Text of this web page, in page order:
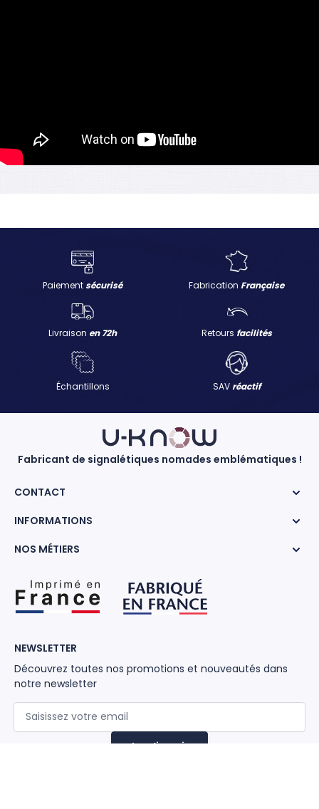
Paiement sécurisé Fabrication Française
Livraison en 72h Retours facilités
Échantillons SAVréactif
Fabricant de signalétiques nomades emblématiques !
CONTACT
INFORMATIONS
NOS MÉTIERS
NEWSLETTER
Découvrez toutes nos promotions et nouveautés dans
notre newsletter
Je m’inscris